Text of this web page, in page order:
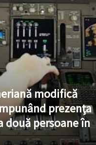
modifică
prezenţa
două persoane în